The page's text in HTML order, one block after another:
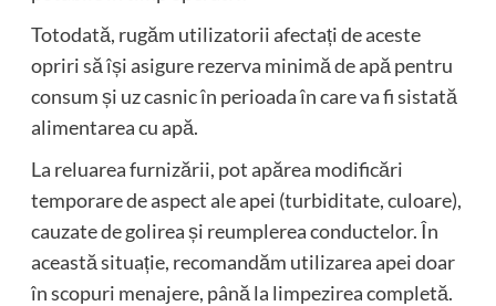
Totodată, rugăm utilizatorii afectați de aceste
opriri să își asigure rezerva minimă de apă pentru
consum și uz casnic în perioada în care va fi sistată
alimentarea cu apă.
La reluarea furnizării, pot apărea modificări
temporare de aspect ale apei (turbiditate, culoare),
cauzate de golirea și reumplerea conductelor. În
această situație, recomandăm utilizarea apei doar
în scopuri menajere, până la limpezirea completă.